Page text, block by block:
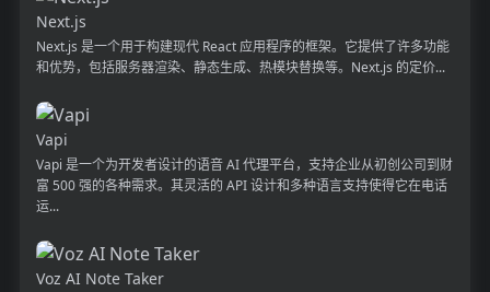
Next.js
Next.js 是一个用于构建现代 React 应用程序的框架。它提供了许多功能
和优势，包括服务器渲染、静态生成、热模块替换等。Next.js 的定价...
Vapi
Vapi 是一个为开发者设计的语音 AI 代理平台，支持企业从初创公司到财
富 500 强的各种需求。其灵活的 API 设计和多种语言支持使得它在电话
运...
Voz AI Note Taker